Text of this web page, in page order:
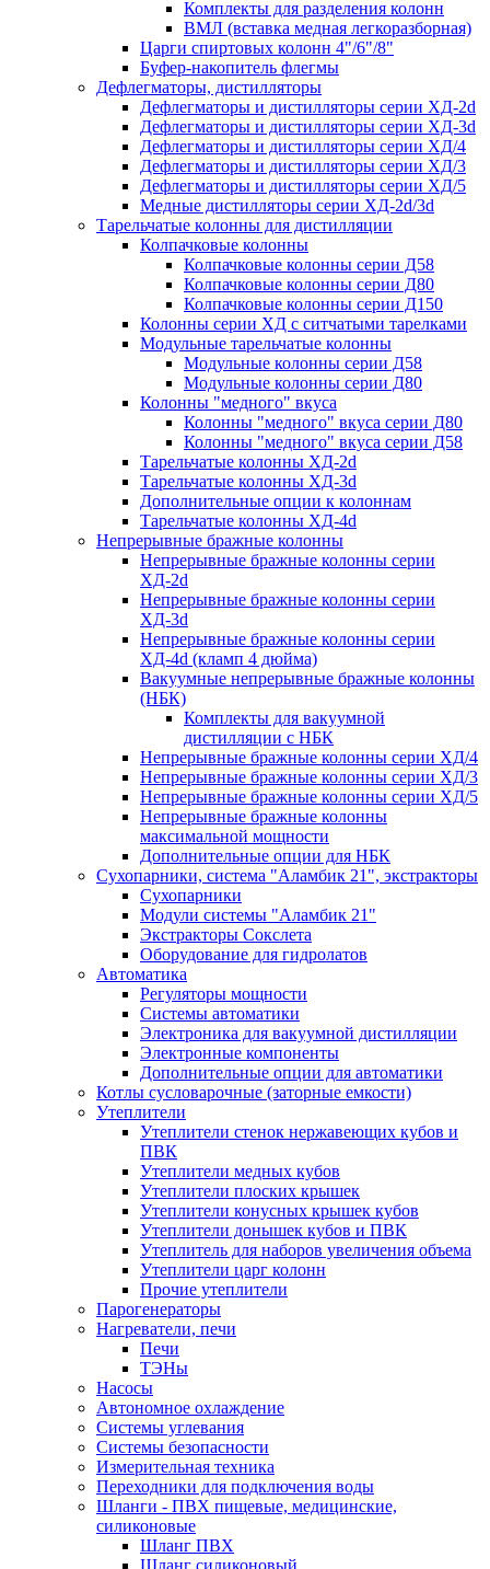
Комплекты для разделения колонн
ВМЛ (вставка медная легкоразборная)
Царги спиртовых колонн 4"/6"/8"
Буфер-накопитель флегмы
Дефлегматоры, дистилляторы
Дефлегматоры и дистилляторы серии ХД-2d
Дефлегматоры и дистилляторы серии ХД-3d
Дефлегматоры и дистилляторы серии ХД/4
Дефлегматоры и дистилляторы серии ХД/3
Дефлегматоры и дистилляторы серии ХД/5
Медные дистилляторы серии ХД-2d/3d
Тарельчатые колонны для дистилляции
Колпачковые колонны
Колпачковые колонны серии Д58
Колпачковые колонны серии Д80
Колпачковые колонны серии Д150
Колонны серии ХД с ситчатыми тарелками
Модульные тарельчатые колонны
Модульные колонны серии Д58
Модульные колонны серии Д80
Колонны "медного" вкуса
Колонны "медного" вкуса серии Д80
Колонны "медного" вкуса серии Д58
Тарельчатые колонны ХД-2d
Тарельчатые колонны ХД-3d
Дополнительные опции к колоннам
Тарельчатые колонны ХД-4d
Непрерывные бражные колонны
Непрерывные бражные колонны серии
ХД-2d
Непрерывные бражные колонны серии
ХД-3d
Непрерывные бражные колонны серии
ХД-4d (кламп 4 дюйма)
Вакуумные непрерывные бражные колонны
(НБК)
Комплекты для вакуумной
дистилляции с НБК
Непрерывные бражные колонны серии ХД/4
Непрерывные бражные колонны серии ХД/3
Непрерывные бражные колонны серии ХД/5
Непрерывные бражные колонны
максимальной мощности
Дополнительные опции для НБК
Сухопарники, система "Аламбик 21", экстракторы
Сухопарники
Модули системы "Аламбик 21"
Экстракторы Сокслета
Оборудование для гидролатов
Автоматика
Регуляторы мощности
Системы автоматики
Электроника для вакуумной дистилляции
Электронные компоненты
Дополнительные опции для автоматики
Котлы сусловарочные (заторные емкости)
Утеплители
Утеплители стенок нержавеющих кубов и
ПВК
Утеплители медных кубов
Утеплители плоских крышек
Утеплители конусных крышек кубов
Утеплители донышек кубов и ПВК
Утеплитель для наборов увеличения объема
Утеплители царг колонн
Прочие утеплители
Парогенераторы
Нагреватели, печи
Печи
ТЭНы
Насосы
Автономное охлаждение
Системы углевания
Системы безопасности
Измерительная техника
Переходники для подключения воды
Шланги - ПВХ пищевые, медицинские,
силиконовые
Шланг ПВХ
Шланг силиконовый